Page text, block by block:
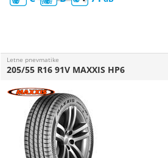
Letne pnevmatike
205/55 R16 91V MAXXIS HP6